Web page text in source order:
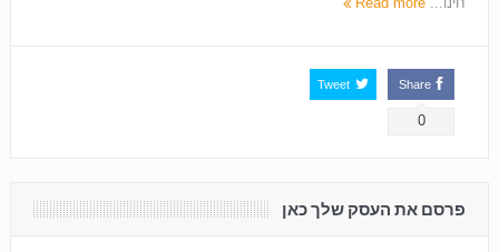
Share
0
Tweet
פרסם את העסק שלך כאן